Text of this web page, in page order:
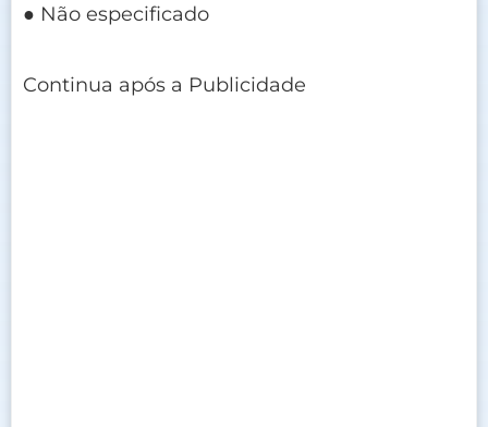
● Não especificado
Continua após a Publicidade